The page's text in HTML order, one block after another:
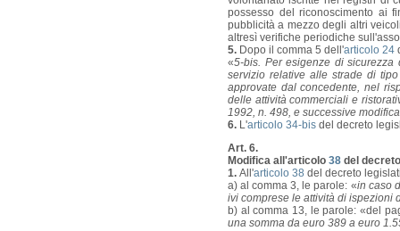
possesso del riconoscimento ai
pubblicità a mezzo degli altri
altresì verifiche periodiche
5. Dopo il comma 5 dell'articolo 24
«5-bis. Per esigenze di
servizio relative alle strade di
approvate dal concedente, nel
delle attività commerciali e
1992, n. 498, e successive
6. L'articolo 34-bis del decreto
Art. 6.
Modifica all'articolo 38 del
1. All'articolo 38 del decreto
a) al comma 3, le parole: «in caso
ivi comprese le attività di ispezioni
b) al comma 13, le parole: «del
una somma da euro 389 a euro